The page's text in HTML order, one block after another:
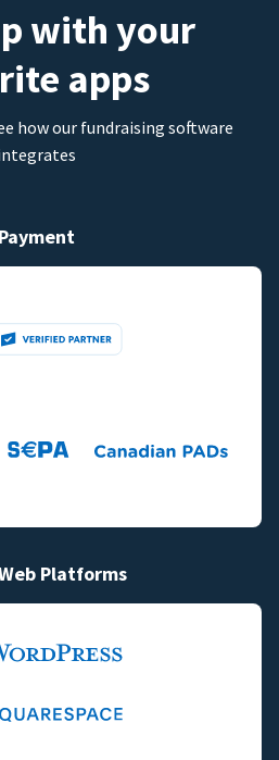
with your
apps
how our fundraising software
Payment
Platforms